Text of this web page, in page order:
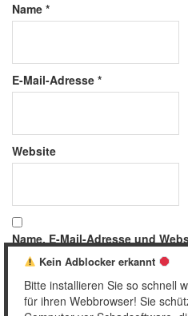
Name *
E-Mail-Adresse *
Website
Name, E-Mail-Adresse und
meinen nächsten Kommentar
Kein Adblocker erkannt
Bitte installieren Sie so schnell
für ihren Webbrowser! Sie